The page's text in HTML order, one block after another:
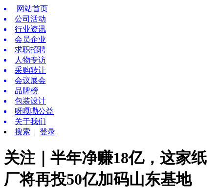
网站首页
公司活动
行业资讯
会员企业
求职招聘
人物专访
采购转让
会议展会
品牌榜
包装设计
呀嘎嘞公益
关于我们
搜索 | 登录
关注｜半年净赚18亿，这家纸
厂将再投50亿加码山东基地